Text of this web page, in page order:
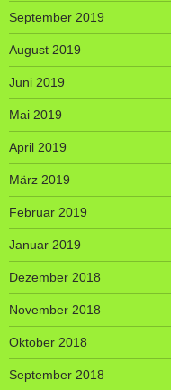
September 2019
August 2019
Juni 2019
Mai 2019
April 2019
März 2019
Februar 2019
Januar 2019
Dezember 2018
November 2018
Oktober 2018
September 2018